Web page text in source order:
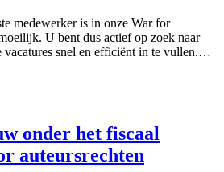
medewerker is in onze War for
U bent dus actief op zoek naar
vacatures snel en efficiënt in te vullen.…
onder het fiscaal
auteursrechten